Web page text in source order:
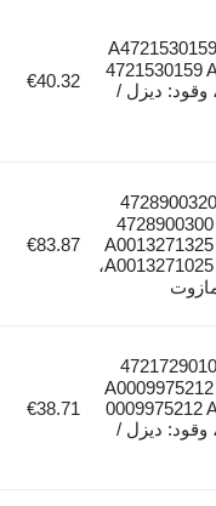
رقم مرجعي: A4721530159
4721530159
4721530759، وقود: ديزل /
€40.32
رقم مرجعي: 4728900320
4728900400 4728900300
A0013271025 0013271025،
€83.87
رقم مرجعي: 4721729010
4721720010 A0009975212
0009975212
0009973812، وقود: ديزل /
€38.71